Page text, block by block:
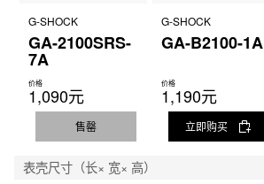
G-SHOCK
GA-2100SRS-
7A
价格
1,090元
售罄
G-SHOCK
GA-B2100-1A
价格
1,190元
立即购买
表壳尺寸（长× 宽× 高）